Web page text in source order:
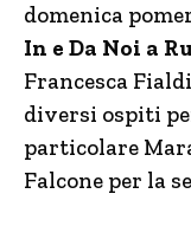
domenica
In e Da Noi a
Francesca
diversi ospiti
particolare
Falcone per la